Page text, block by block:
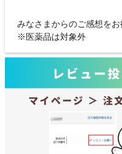
みなさまからのご感想をお
※医薬品は対象外